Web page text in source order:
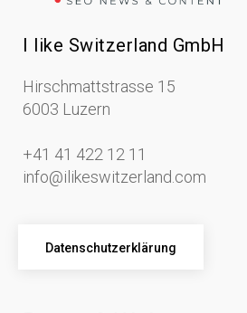
I like Switzerland GmbH
Hirschmattstrasse 15
6003 Luzern
+41 41 422 12 11
info@ilikeswitzerland.com
Datenschutzerklärung